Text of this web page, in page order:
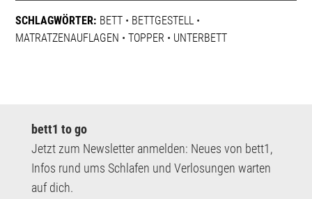
SCHLAGWÖRTER: BETT • BETTGESTELL •
MATRATZENAUFLAGEN •TOPPER • UNTERBETT
bett1 to go
Jetzt zum Newsletter anmelden: Neues von bett1,
Infos rund ums Schlafen und Verlosungen warten
auf dich.